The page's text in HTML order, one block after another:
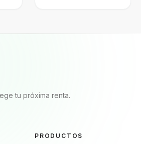
tu próxima renta.
PRODUCTOS